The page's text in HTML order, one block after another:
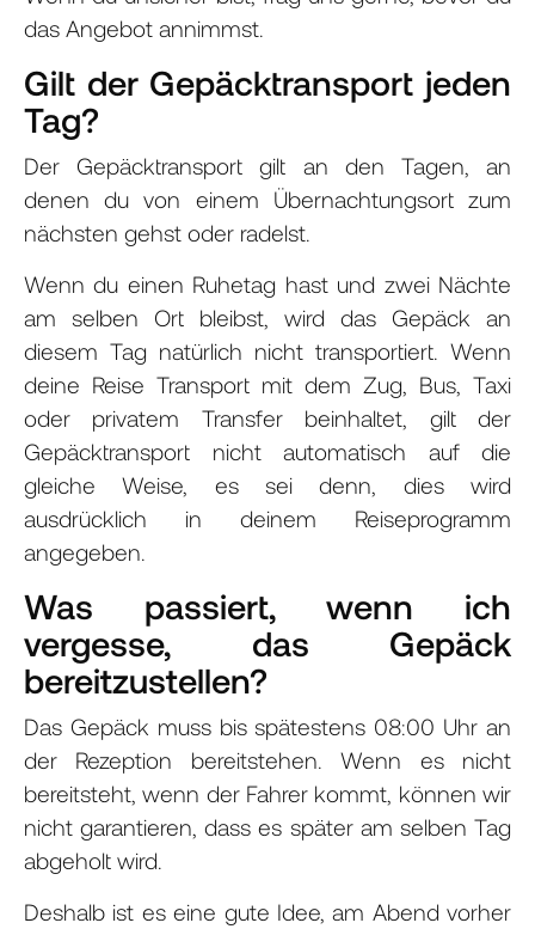
das Angebot annimmst.
Gilt der Gepäcktransport jeden
Tag?
Der Gepäcktransport gilt an den Tagen, an
denen du von einem Übernachtungsort zum
nächsten gehst oder radelst.
Wenn du einen Ruhetag hast und zwei Nächte
am selben Ort bleibst, wird das Gepäck an
diesem Tag natürlich nicht transportiert. Wenn
deine Reise Transport mit dem Zug, Bus, Taxi
oder privatem Transfer beinhaltet, gilt der
Gepäcktransport nicht automatisch auf die
gleiche Weise, es sei denn, dies wird
ausdrücklich in deinem Reiseprogramm
angegeben.
Was passiert, wenn ich
vergesse, das Gepäck
bereitzustellen?
Das Gepäck muss bis spätestens 08:00 Uhr an
der Rezeption bereitstehen. Wenn es nicht
bereitsteht, wenn der Fahrer kommt, können wir
nicht garantieren, dass es später am selben Tag
abgeholt wird.
Deshalb ist es eine gute Idee, am Abend vorher